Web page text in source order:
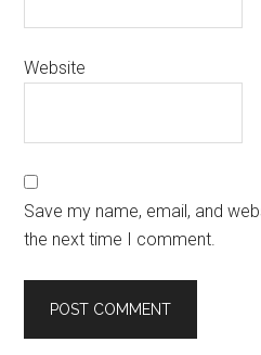
Website
Save my name, email, and
the next time I comment.